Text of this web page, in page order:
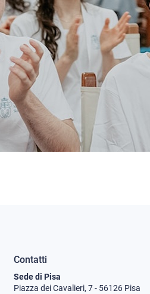
Contatti
Sede di Pisa
Piazza dei Cavalieri, 7 - 56126 Pisa